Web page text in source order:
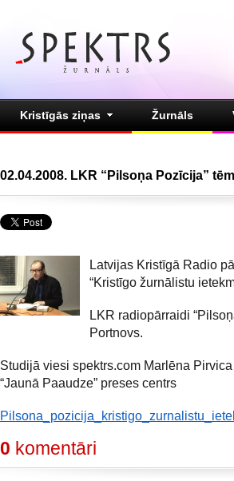
Kristīgās ziņas Žurnāls
02.04.2008. LKR “Pilsoņa Pozīcija”
Latvijas Kristīgā Radio
“Kristīgo žurnālistu
LKR radiopārraidi
Portnovs.
Studijā viesi spektrs.com Marlēna
“Jaunā Paaudze” preses centrs
0 komentāri